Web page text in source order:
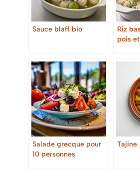
Sauce blaff bio
Riz
pois
Salade grecque pour
10 personnes
Tajine